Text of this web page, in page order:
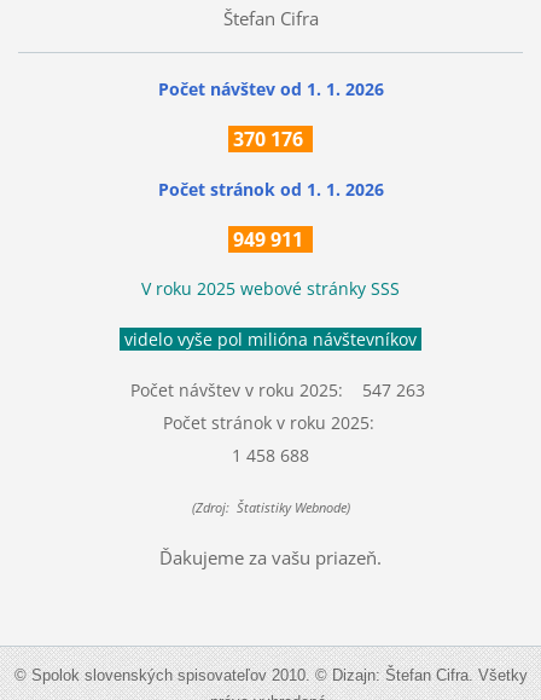
Štefan Cifra
Počet návštev od 1. 1. 2026
370 176
Počet stránok od 1. 1. 2026
949 911
V roku 2025 webové stránky SSS
videlo vyše pol milióna návštevníkov
Počet návštev v roku 2025: 547 263
Počet stránok v roku 2025:
1 458 688
(Zdroj: Štatistiky Webnode)
Ďakujeme za vašu priazeň.
© Spolok slovenských spisovateľov 2010. © Dizajn: Štefan Cifra. Všetky